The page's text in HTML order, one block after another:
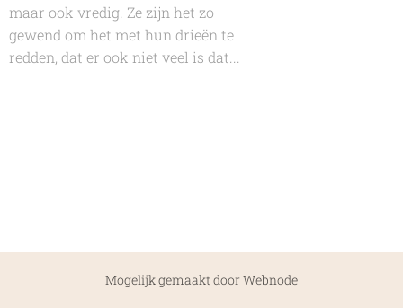
maar ook vredig. Ze zijn het zo
gewend om het met hun drieën te
redden, dat er ook niet veel is dat...
Mogelijk gemaakt doorWebnode